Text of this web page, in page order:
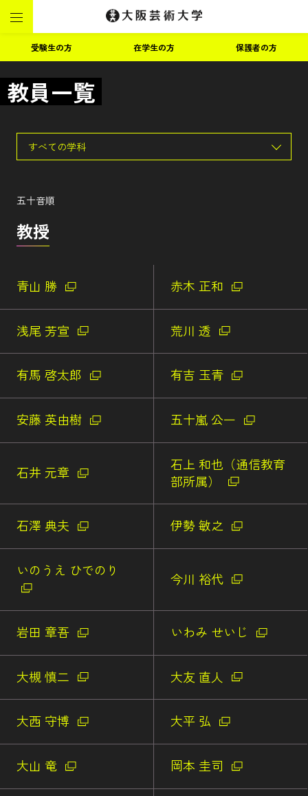
受験生の方 在学生の方 保護者の方
教員一覧
すべての学科
五十音順
教授
青山 勝 赤木 正和
浅尾 芳宣 荒川 透
有馬 啓太郎 有吉 玉青
安藤 英由樹 五十嵐 公一
石井 元章
石上 和也（通信教育
部所属）
石澤 典夫 伊勢 敏之
いのうえ ひでのり 今川 裕代
岩田 章吾 いわみ せいじ
大槻 慎二 大友 直人
大西 守博 大平 弘
大山 竜 岡本 圭司